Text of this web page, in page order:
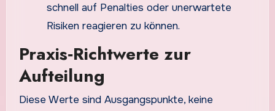
schnell auf Penalties oder unerwartete
Risiken reagieren zu können.
Praxis‑Richtwerte zur
Aufteilung
Diese Werte sind Ausgangspunkte, keine